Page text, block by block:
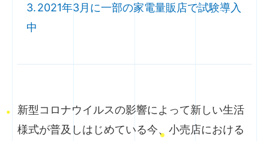
2021年3月に一部の家電量販店で試験導入
中
新型コロナウイルスの影響によって新しい生活
様式が普及しはじめている今、小売店における